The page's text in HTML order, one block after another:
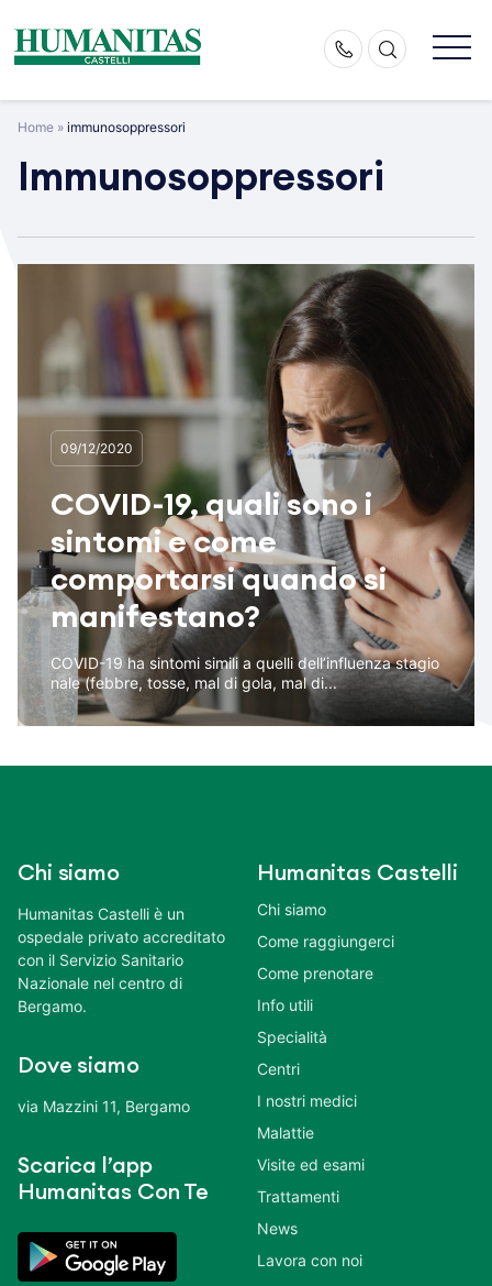
content
Home » immunosoppressori
Immunosoppressori
09/12/2020
COVID-19, quali sono i
sintomi e come
comportarsi quando si
manifestano?
COVID-19 ha sintomi simili a quelli dell’influenza stagio
nale (febbre, tosse, mal di gola, mal di...
Chi siamo
Humanitas Castelli è un
ospedale privato accreditato
con il Servizio Sanitario
Nazionale nel centro di
Bergamo.
Dove siamo
via Mazzini 11, Bergamo
Scarica l’app
Humanitas Con Te
Humanitas Castelli
Chi siamo
Come raggiungerci
Come prenotare
Info utili
Specialità
Centri
I nostri medici
Malattie
Visite ed esami
Trattamenti
News
Lavora con noi